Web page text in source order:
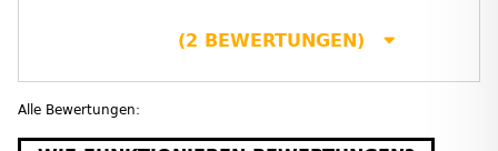
(2 BEWERTUNGEN)
Alle Bewertungen: